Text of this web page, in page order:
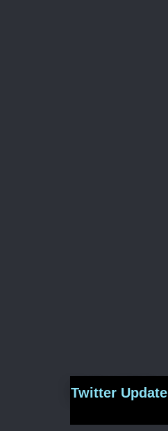
Twitter Update